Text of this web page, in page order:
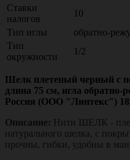
Ставки
налогов
10
Тип иглы
обратно-
Тип
окружности
1/2
Шелк плетеный черный с
длина 75 см, игла
Россия (ООО "Линтекс")
Описание: Нити ШЕЛК -
натурального шелка, с
прочны, гибки, удобны в